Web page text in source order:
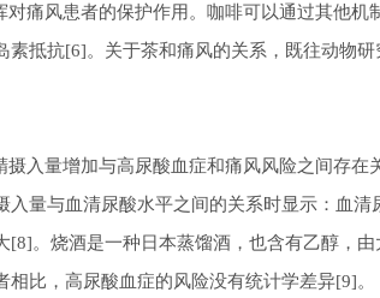
痛风患者的保护作用。咖啡可以通过其他机
素抵抗[6]。关于茶和痛风的关系，既往动物研
入量增加与高尿酸血症和痛风风险之间存在
量与血清尿酸水平之间的关系时显示：血清
。烧酒是一种日本蒸馏酒，也含有乙醇，由
比，高尿酸血症的风险没有统计学差异[9]。